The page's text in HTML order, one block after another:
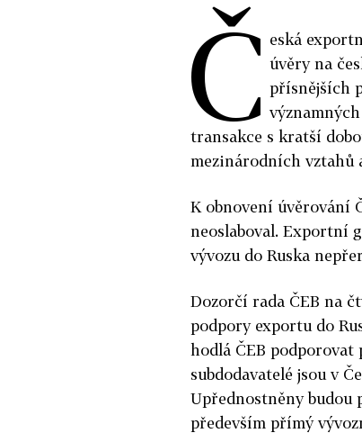
Č eská
úvěry na
přísnějších
transakce s kratší
mezinárodních vztahů
K obnovení úvěrování
neoslaboval. Exportní
vývozu do Ruska
Dozorčí rada ČEB na
podpory exportu do
hodlá ČEB podporovat
subdodavatelé jsou v
Upřednostněny budou
především přímý